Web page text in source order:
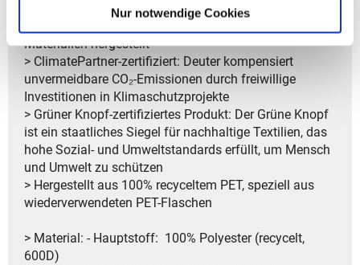
Nur notwendige Cookies
Umweltanforderungen und werden
Materialien hergestellt
> ClimatePartner-zertifiziert: Deuter kompensiert
unvermeidbare CO₂-Emissionen durch freiwillige
Investitionen in Klimaschutzprojekte
> Grüner Knopf-zertifiziertes Produkt: Der Grüne Knopf
ist ein staatliches Siegel für nachhaltige Textilien, das
hohe Sozial- und Umweltstandards erfüllt, um Mensch
und Umwelt zu schützen
> Hergestellt aus 100% recyceltem PET, speziell aus
wiederverwendeten PET-Flaschen
> Material: - Hauptstoff: 100% Polyester (recycelt,
600D)